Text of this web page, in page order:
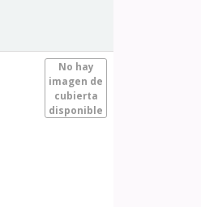
No hay
imagen de
cubierta
disponible